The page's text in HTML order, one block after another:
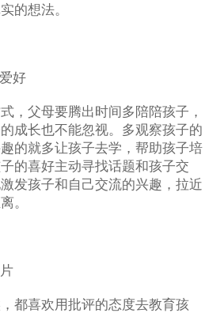
的想法。
好
，父母要腾出时间多陪陪孩子，
成长也不能忽视。多观察孩子的
的就多让孩子去学，帮助孩子培
的喜好主动寻找话题和孩子交
发孩子和自己交流的兴趣，拉近
。
都喜欢用批评的态度去教育孩